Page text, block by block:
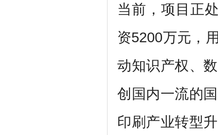
当前，项目正
资5200万元，
动知识产权、
创国内一流的
印刷产业转型